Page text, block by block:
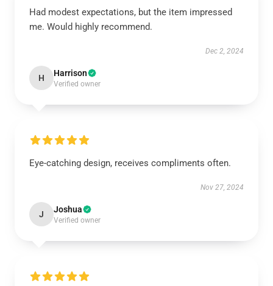
Had modest expectations, but the item impressed
me. Would highly recommend.
Dec 2, 2024
H Harrison
Verified owner
Eye-catching design, receives compliments often.
Nov 27, 2024
J Joshua
Verified owner